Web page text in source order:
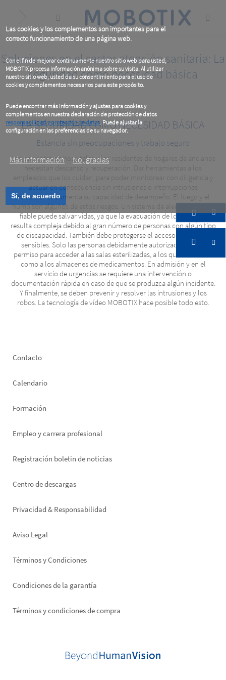
Las cookies y los complementos son importantes para el
correcto funcionamiento de una página web.
Con el fin de mejorar continuamente nuestro sitio web para usted,
MOBOTIX procesa información anónima sobre su visita. Al utilizar
nuestro sitio web, usted da su consentimiento para el uso de
cookies y complementos necesarios para este propósito.
Puede encontrar más información y ajustes para cookies y
complementos en nuestra declaración de protección de datos
responsabilidad y protección de datos. Puede ajustar la
configuración en las preferencias de su navegador.
Más información
No, gracias
Sí, de acuerdo
content
Soluciones en el sector atención sanitaria: La
seguridad como necesidad básica
LA SEGURIDAD COMO NECESIDAD BÁSICA
Estancia sin preocupaciones y trabajo seguro
Los pacientes de hospitales y los residentes de hogares de ancianos
necesitan descanso y recuperación. Dar herramientas a los
empleados que los cuidan, para poder monitorear con diligencia y
actuar en consecuencia sin intrusiones o interrupciones
innecesarias aumenta su capacidad de desempeño. El fuego y el
humo son algunos de estos riesgos. Un sistema de alerta temprana
fiable puede salvar vidas, ya que la evacuación de los edificios
resulta compleja debido al gran número de personas con algún tipo
de discapacidad. También debe protegerse el acceso a las zonas
sensibles. Solo las personas debidamente autorizadas tienen
permiso para acceder a las salas esterilizadas, a los quirófanos, así
como a los almacenes de medicamentos. En admisión y en el
servicio de urgencias se requiere una intervención o
documentación rápida en caso de que se produzca algún incidente.
Y finalmente, se deben prevenir y resolver las intrusiones y los
robos. La tecnología de vídeo MOBOTIX hace posible todo esto.
Footer
Contacto
Calendario
Formación
Empleo y carrera profesional
Registración boletin de noticias
Footer
Centro de descargas
Privacidad & Responsabilidad
Aviso Legal
Términos y Condiciones
Condiciones de la garantía
Términos y condiciones de compra